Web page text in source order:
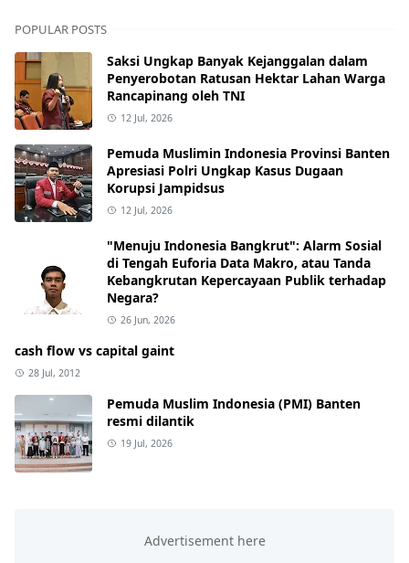
POPULAR POSTS
Saksi Ungkap Banyak Kejanggalan dalam
Penyerobotan Ratusan Hektar Lahan Warga
Rancapinang oleh TNI
12 Jul, 2026
Pemuda Muslimin Indonesia Provinsi Banten
Apresiasi Polri Ungkap Kasus Dugaan
Korupsi Jampidsus
12 Jul, 2026
"Menuju Indonesia Bangkrut": Alarm Sosial
di Tengah Euforia Data Makro, atau Tanda
Kebangkrutan Kepercayaan Publik terhadap
Negara?
26 Jun, 2026
cash flow vs capital gaint
28 Jul, 2012
Pemuda Muslim Indonesia (PMI) Banten
resmi dilantik
19 Jul, 2026